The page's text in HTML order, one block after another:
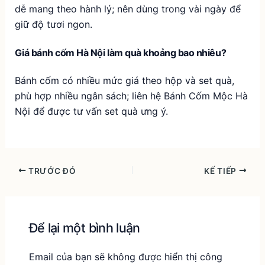
dễ mang theo hành lý; nên dùng trong vài ngày để
giữ độ tươi ngon.
Giá bánh cốm Hà Nội làm quà khoảng bao nhiêu?
Bánh cốm có nhiều mức giá theo hộp và set quà,
phù hợp nhiều ngân sách; liên hệ Bánh Cốm Mộc Hà
Nội để được tư vấn set quà ưng ý.
TRƯỚC ĐÓ KẾ TIẾP
Để lại một bình luận
Email của bạn sẽ không được hiển thị công